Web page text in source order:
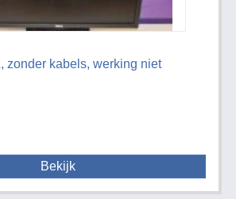
zonder kabels, werking niet
Bekijk